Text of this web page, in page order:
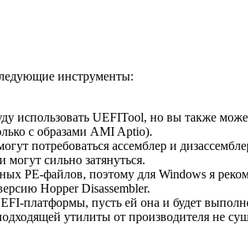
инструменты:
использовать UEFITool, но вы также
с образами AMI Aptio).
потребоваться ассемблер и
сильно затянуться.
PE-файлов, поэтому для Windows я
Hopper Disassembler.
платформы, пусть ей она и будет
утилиты от производителя не